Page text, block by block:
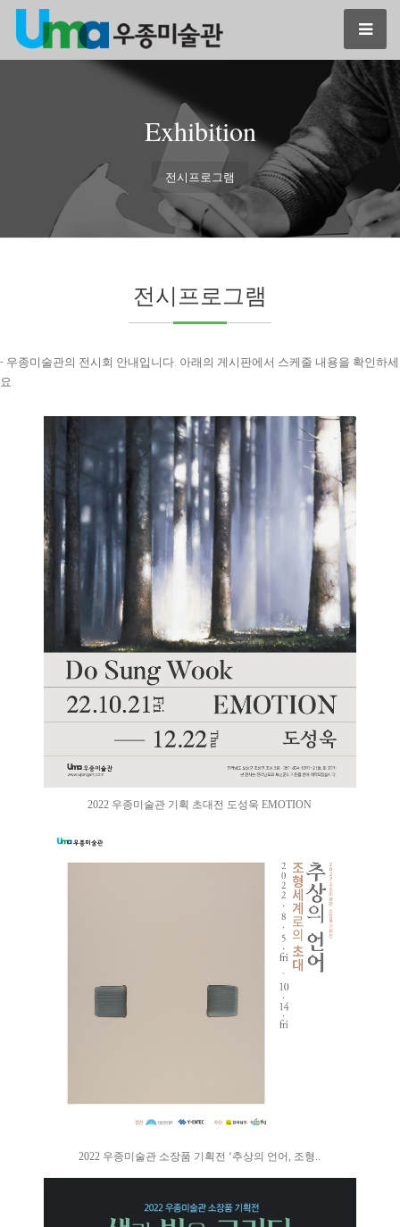
Exhibition
전시프로그램
전시프로그램
- 우종미술관의 전시회 안내입니다. 아래의 게시판에서 스케줄 내용을 확인하세
요.
2022 우종미술관 기획 초대전 도성욱 EMOTION
2022 우종미술관 소장품 기획전 ‘추상의 언어, 조형..